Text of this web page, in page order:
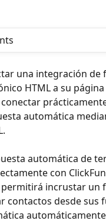
una integración de
HTML a su
automática
automática de
con
incrustar un
contactos desde sus